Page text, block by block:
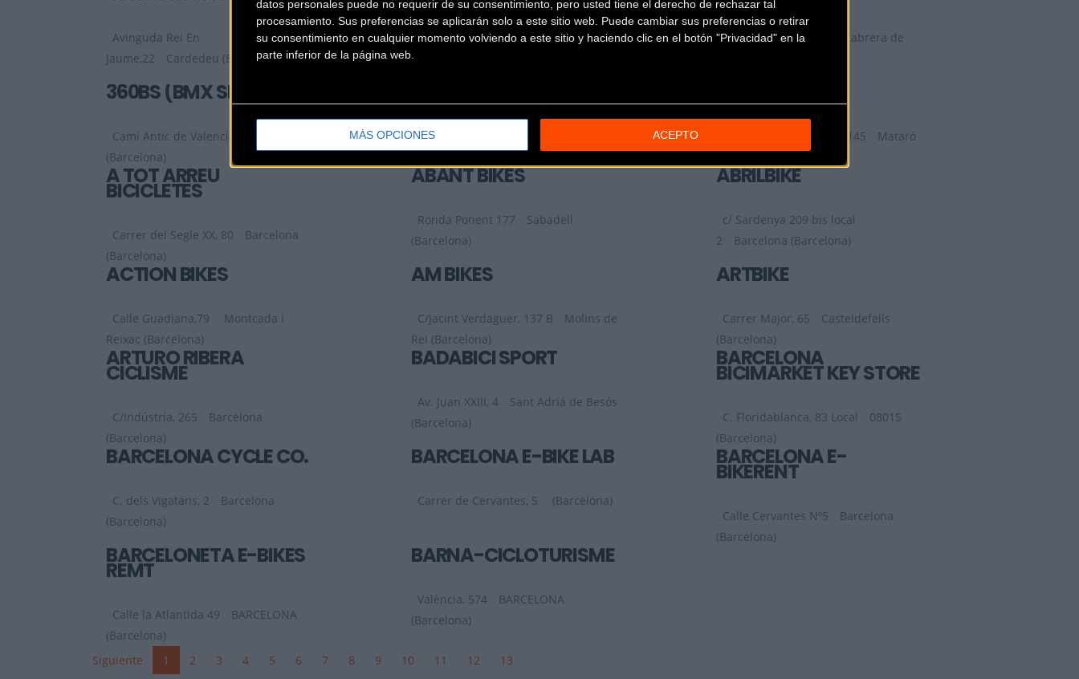
datos personales puede no requerir de su consentimiento, pero usted tiene el derecho de rechazar tal
procesamiento. Sus preferencias se aplicarán solo a este sitio web. Puede cambiar sus preferencias o retirar
su consentimiento en cualquier momento volviendo a este sitio y haciendo clic en el botón "Privacidad" en la
parte inferior de la página web.
MÁS OPCIONES ACEPTO
Avinguda Rei En
Jaume,22
Cardedeu (Barcelona)
CONCEPT STORE
Camí del Mig, 62, 64,
Cabrera de
360BS (BMX SHOP)
Cami Antic de Valencia, 9
(Barcelona)
Carrer de Romaní, 61 Ronda de la Republica 145
Mataró
A TOT ARREU
BICICLETES
Carrer del Segle XX, 80
Barcelona
(Barcelona)
ABANT BIKES
Ronda Ponent 177
Sabadell
(Barcelona)
ABRILBIKE
c/ Sardenya 209 bis local
2
Barcelona (Barcelona)
ACTION BIKES
Calle Guadiana,79
Montcada i
Reixac (Barcelona)
AM BIKES
C/Jacint Verdaguer, 137 B
Molins de
Rei (Barcelona)
ARTBIKE
Carrer Major, 65
Casteldefells
(Barcelona)
ARTURO RIBERA
CICLISME
C/Indústria, 265
Barcelona
(Barcelona)
BADABICI SPORT
Av. Juan XXIII, 4
Sant Adriá de Besós
(Barcelona)
BARCELONA
BICIMARKET KEY STORE
C. Floridablanca, 83 Local
08015
(Barcelona)
BARCELONA CYCLE CO.
C. dels Vigatans, 2
Barcelona
(Barcelona)
BARCELONA E-BIKE LAB
Carrer de Cervantes, 5 (Barcelona)
BARCELONA E-
BIKERENT
Calle Cervantes Nº5
Barcelona
(Barcelona)
BARCELONETA E-BIKES
REMT
Calle la Atlantida 49
BARCELONA
(Barcelona)
BARNA-CICLOTURISME
València, 574
BARCELONA
(Barcelona)
Siguiente 1 2 3 4 5 6 7 8 9 10 11 12 13